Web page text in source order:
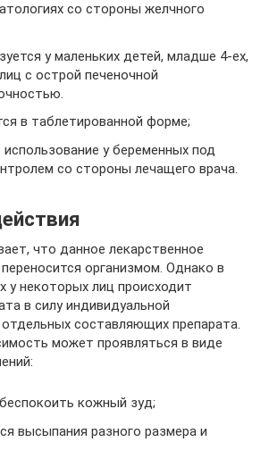
со стороны желчного
у маленьких детей, младше 4-ех,
с острой печеночной
в таблетированной форме;
у беременных под
со стороны лечащего врача.
что данное лекарственное
организмом. Однако в
у некоторых лиц происходит
в силу индивидуальной
составляющих препарата.
может проявляться в виде
кожный зуд;
высыпания разного размера и